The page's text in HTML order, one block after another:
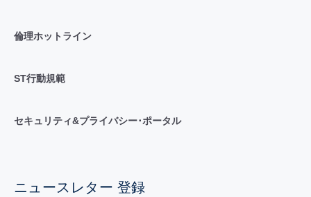
倫理ホットライン
ST行動規範
セキュリティ&プライバシー･ポータル
ニュースレター 登録